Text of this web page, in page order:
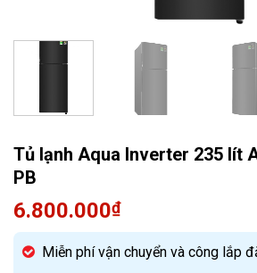
Quạt điều
Tủ lạnh Aqua Inverter 235 lít
PB
6.800.000₫
Miễn phí vận chuyển và công lắp